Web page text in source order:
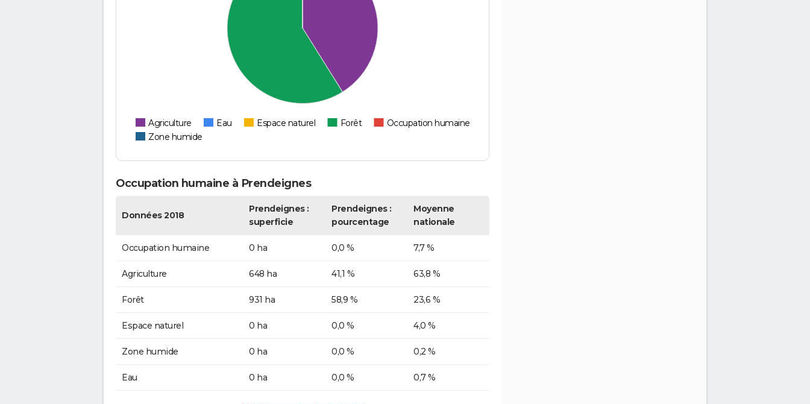
Agriculture Eau Espace naturel Forêt
Occupation humaine
Zone humide
Occupation humaine à Prendeignes
Données 2018
Prendeignes :
superficie
Prendeignes :
pourcentage
Moyenne
nationale
Occupation humaine 0 ha 0,0 % 7,7 %
Agriculture 648 ha 41,1 % 63,8 %
Forêt 931 ha 58,9 % 23,6 %
Espace naturel 0 ha 0,0 % 4,0 %
Zone humide 0 ha 0,0 % 0,2 %
Eau 0 ha 0,0 % 0,7 %